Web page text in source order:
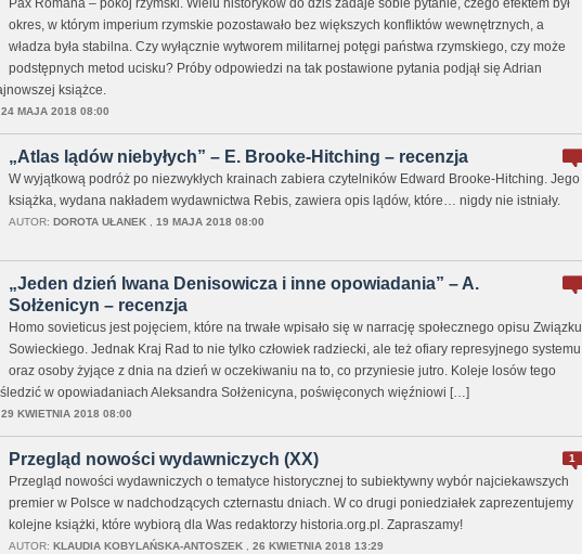
Pax Romana – pokój rzymski. Wielu historyków do dziś zadaje sobie pytanie, czego efektem był
okres, w którym imperium rzymskie pozostawało bez większych konfliktów wewnętrznych, a
władza była stabilna. Czy wyłącznie wytworem militarnej potęgi państwa rzymskiego, czy może
podstępnych metod ucisku? Próby odpowiedzi na tak postawione pytania podjął się Adrian
książce.
24 MAJA 2018 08:00
„Atlas lądów niebyłych” – E. Brooke-Hitching – recenzja
W wyjątkową podróż po niezwykłych krainach zabiera czytelników Edward Brooke-Hitching. Jego
książka, wydana nakładem wydawnictwa Rebis, zawiera opis lądów, które… nigdy nie istniały.
AUTOR: DOROTA UŁANEK, 19 MAJA 2018 08:00
„Jeden dzień Iwana Denisowicza i inne opowiadania” – A.
Sołżenicyn – recenzja
Homo sovieticus jest pojęciem, które na trwałe wpisało się w narrację społecznego opisu Związku
Sowieckiego. Jednak Kraj Rad to nie tylko człowiek radziecki, ale też ofiary represyjnego systemu
oraz osoby żyjące z dnia na dzień w oczekiwaniu na to, co przyniesie jutro. Koleje losów tego
w opowiadaniach Aleksandra Sołżenicyna, poświęconych więźniowi […]
29 KWIETNIA 2018 08:00
1
Przegląd nowości wydawniczych (XX)
Przegląd nowości wydawniczych o tematyce historycznej to subiektywny wybór najciekawszych
premier w Polsce w nadchodzących czternastu dniach. W co drugi poniedziałek zaprezentujemy
kolejne książki, które wybiorą dla Was redaktorzy historia.org.pl. Zapraszamy!
AUTOR: KLAUDIA KOBYLAŃSKA-ANTOSZEK, 26 KWIETNIA 2018 13:29